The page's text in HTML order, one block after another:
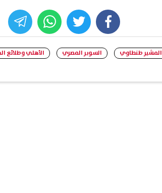
facebook
twitter
whats
المشير طنطاوي السوبر المصري الأهلي وطلائع